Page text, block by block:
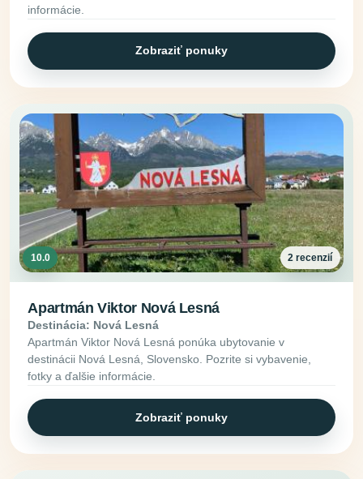
informácie.
Zobraziť ponuky
10.0 2 recenzií
Apartmán Viktor Nová Lesná
Destinácia: Nová Lesná
Apartmán Viktor Nová Lesná ponúka ubytovanie v
destinácii Nová Lesná, Slovensko. Pozrite si vybavenie,
fotky a ďalšie informácie.
Zobraziť ponuky